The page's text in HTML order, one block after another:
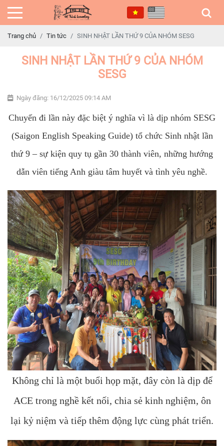
Trang chủ Tin tức SINH NHẬT LẦN THỨ 9 CỦA NHÓM SESG
SINH NHẬT LẦN THỨ 9 CỦA NHÓM
SESG
Ngày đăng: 16/12/2025 09:14 AM
Chuyến đi lần này đặc biệt ý nghĩa vì là dịp nhóm SESG
(Saigon English Speaking Guide) tổ chức Sinh nhật lần
thứ 9 – sự kiện quy tụ gần 30 thành viên, những hướng
dẫn viên tiếng Anh giàu tâm huyết và tình yêu nghề.
Không chỉ là một buổi họp mặt, đây còn là dịp để
ACE trong nghề kết nối, chia sẻ kinh nghiệm, ôn
lại kỷ niệm và tiếp thêm động lực cùng phát triển.